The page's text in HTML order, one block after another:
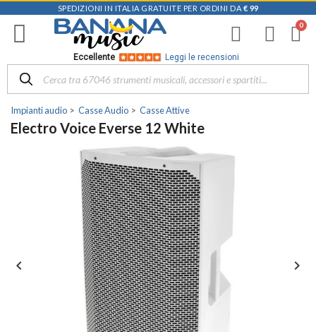
SPEDIZIONI IN ITALIA GRATUITE PER ORDINI DA € 99
Eccellente Leggi le recensioni
Impianti audio Casse Audio Casse Attive
Electro Voice Everse 12 White
 